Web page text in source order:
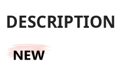
DESCRIPTION